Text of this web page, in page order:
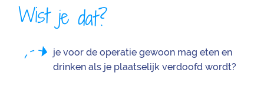
Wist je dat?
je voor de operatie gewoon mag eten en
drinken als je plaatselijk verdoofd wordt?